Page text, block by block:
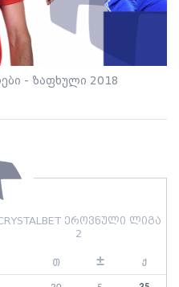
ეროვნული ლიგა
2
თ ± ქ
- ზაფხული 2018